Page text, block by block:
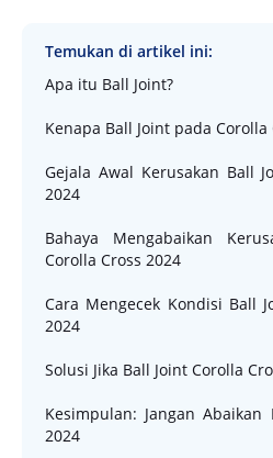
Temukan di artikel ini:
Apa itu Ball Joint?
Kenapa Ball Joint pada Corolla
Gejala Awal Kerusakan Ball
2024
Bahaya Mengabaikan
Corolla Cross 2024
Cara Mengecek Kondisi Ball
2024
Solusi Jika Ball Joint Corolla
Kesimpulan: Jangan Abaikan
2024